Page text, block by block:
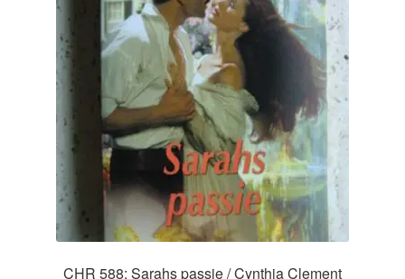
CHR 588: Sarahs passie / Cynthia Clement